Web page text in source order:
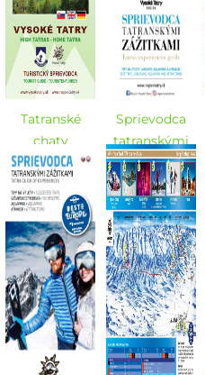
Tatranské
chaty
Sprievodca
tatranskými
zážitkami -
LETO 2020